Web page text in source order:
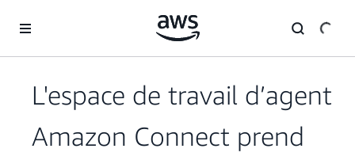
L'espace de travail d’agent
Amazon Connect prend